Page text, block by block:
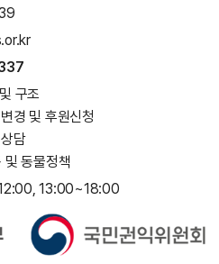
구조
경 및 후원신청
담
및 동물정책
13:00~18:00